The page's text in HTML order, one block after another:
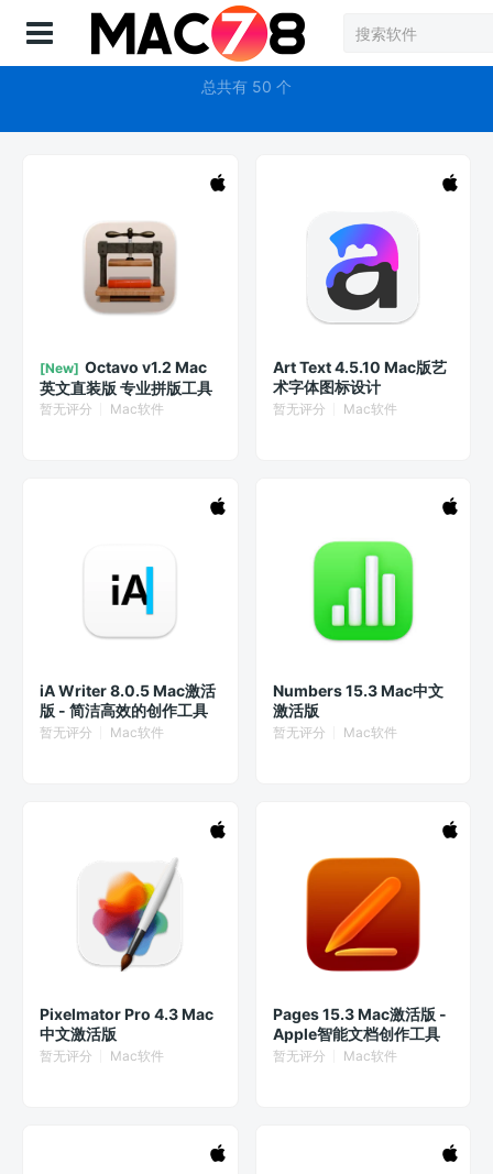
登录
字体
总共有 50 个
[New] Octavo v1.2 Mac
英文直装版 专业拼版工具
暂无评分 Mac软件
Art Text 4.5.10 Mac版艺
术字体图标设计
暂无评分 Mac软件
iA Writer 8.0.5 Mac激活
版 - 简洁高效的创作工具
暂无评分 Mac软件
Numbers 15.3 Mac中文
激活版
暂无评分 Mac软件
Pixelmator Pro 4.3 Mac
中文激活版
暂无评分 Mac软件
Pages 15.3 Mac激活版 -
Apple智能文档创作工具
暂无评分 Mac软件